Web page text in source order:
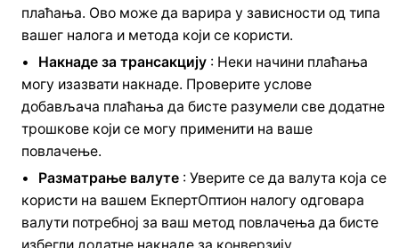
плаћања. Ово може да варира у зависности од типа
вашег налога и метода који се користи.
Накнаде за трансакцију : Неки начини плаћања
могу изазвати накнаде. Проверите услове
добављача плаћања да бисте разумели све додатне
трошкове који се могу применити на ваше
повлачење.
Разматрање валуте : Уверите се да валута која се
користи на вашем ЕкпертОптион налогу одговара
валути потребној за ваш метод повлачења да бисте
избегли додатне накнаде за конверзију.